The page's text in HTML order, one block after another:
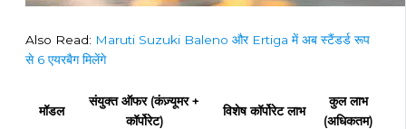
Also Read: Maruti Suzuki Baleno और Ertiga में अब स्टैंडर्ड रूप
से 6 एयरबैग मिलेंगे
मॉडल
संयुक्त ऑफर (कंज़्यूमर +
कॉर्पोरेट)
विशेष कॉर्पोरेट लाभ
कुल लाभ
(अधिकतम)